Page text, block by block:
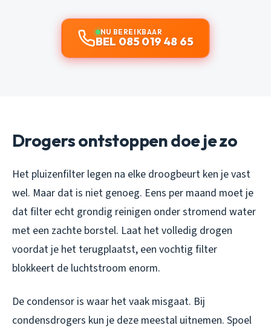
NU BEREIKBAAR
BEL 085 019 48 65
Drogers ontstoppen doe je zo
Het pluizenfilter legen na elke droogbeurt ken je vast
wel. Maar dat is niet genoeg. Eens per maand moet je
dat filter echt grondig reinigen onder stromend water
met een zachte borstel. Laat het volledig drogen
voordat je het terugplaatst, een vochtig filter
blokkeert de luchtstroom enorm.
De condensor is waar het vaak misgaat. Bij
condensdrogers kun je deze meestal uitnemen. Spoel